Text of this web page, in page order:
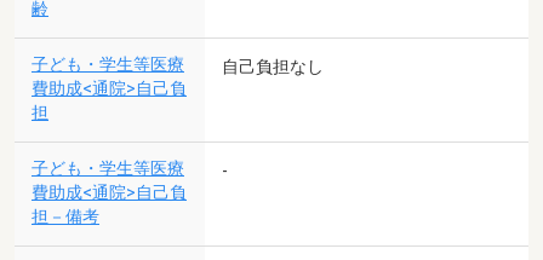
齢
子ども・学生等医療
費助成<通院>自己負
担
自己負担なし
子ども・学生等医療
費助成<通院>自己負
担－備考
-